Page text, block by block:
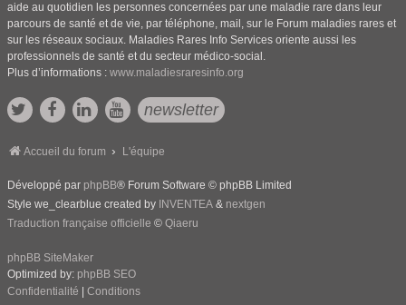
aide au quotidien les personnes concernées par une maladie rare dans leur
parcours de santé et de vie, par téléphone, mail, sur le Forum maladies rares et
sur les réseaux sociaux. Maladies Rares Info Services oriente aussi les
professionnels de santé et du secteur médico-social.
Plus d’informations : www.maladiesraresinfo.org
newsletter
Accueil du forum L'équipe
Développé par phpBB® Forum Software © phpBB Limited
Style we_clearblue created by INVENTEA & nextgen
Traduction française officielle © Qiaeru
phpBB SiteMaker
Optimized by: phpBB SEO
Confidentialité
Conditions